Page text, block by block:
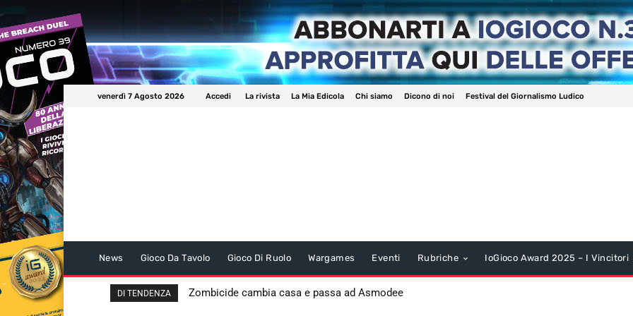
venerdì 7 Agosto 2026 Accedi La rivista La Mia Edicola Chi siamo Dicono di noi Festival del Giornalismo Ludico
News Gioco Da Tavolo Gioco Di Ruolo Wargames Eventi Rubriche IoGioco Award 2025 – I Vincitori
DI TENDENZA Zombicide cambia casa e passa ad Asmodee